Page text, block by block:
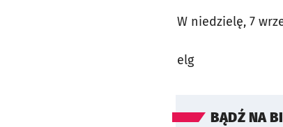
W niedzielę, 7
elg
BĄDŹ NA